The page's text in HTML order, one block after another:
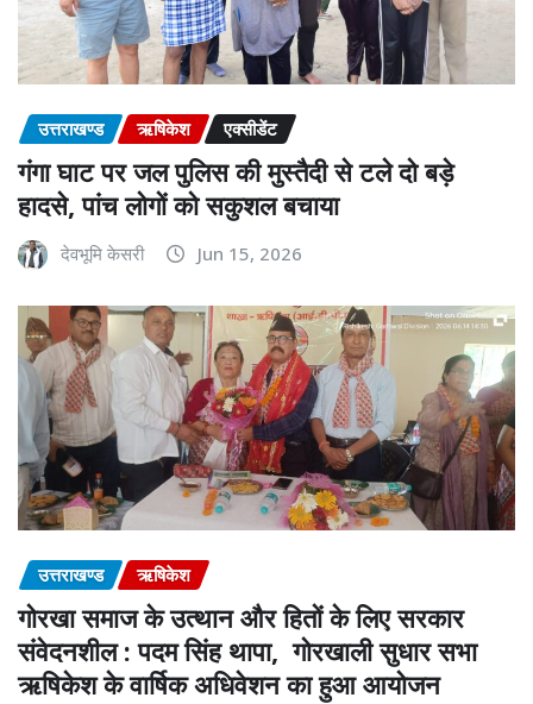
उत्तराखण्ड ऋषिकेश एक्सीडेंट
गंगा घाट पर जल पुलिस की मुस्तैदी से टले दो बड़े
हादसे, पांच लोगों को सकुशल बचाया
देवभूमि केसरी Jun 15, 2026
उत्तराखण्ड ऋषिकेश
गोरखा समाज के उत्थान और हितों के लिए सरकार
संवेदनशील : पदम सिंह थापा, गोरखाली सुधार सभा
ऋषिकेश के वार्षिक अधिवेशन का हुआ आयोजन